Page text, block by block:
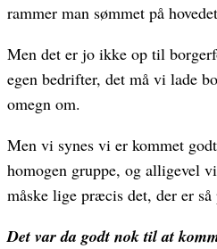
rammer man sømmet på
Men det er jo ikke op til
egen bedrifter, det må vi lade
omegn om.
Men vi synes vi er kommet
homogen gruppe, og alligevel
måske lige præcis det, der er så
Det var da godt nok til at